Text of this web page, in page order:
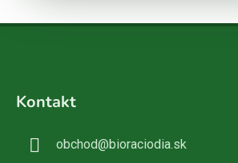
Kontakt
obchod@bioraciodia.sk